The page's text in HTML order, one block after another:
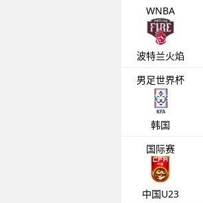
WNBA
波特兰火焰
男足世界杯
韩国
国际赛
中国U23